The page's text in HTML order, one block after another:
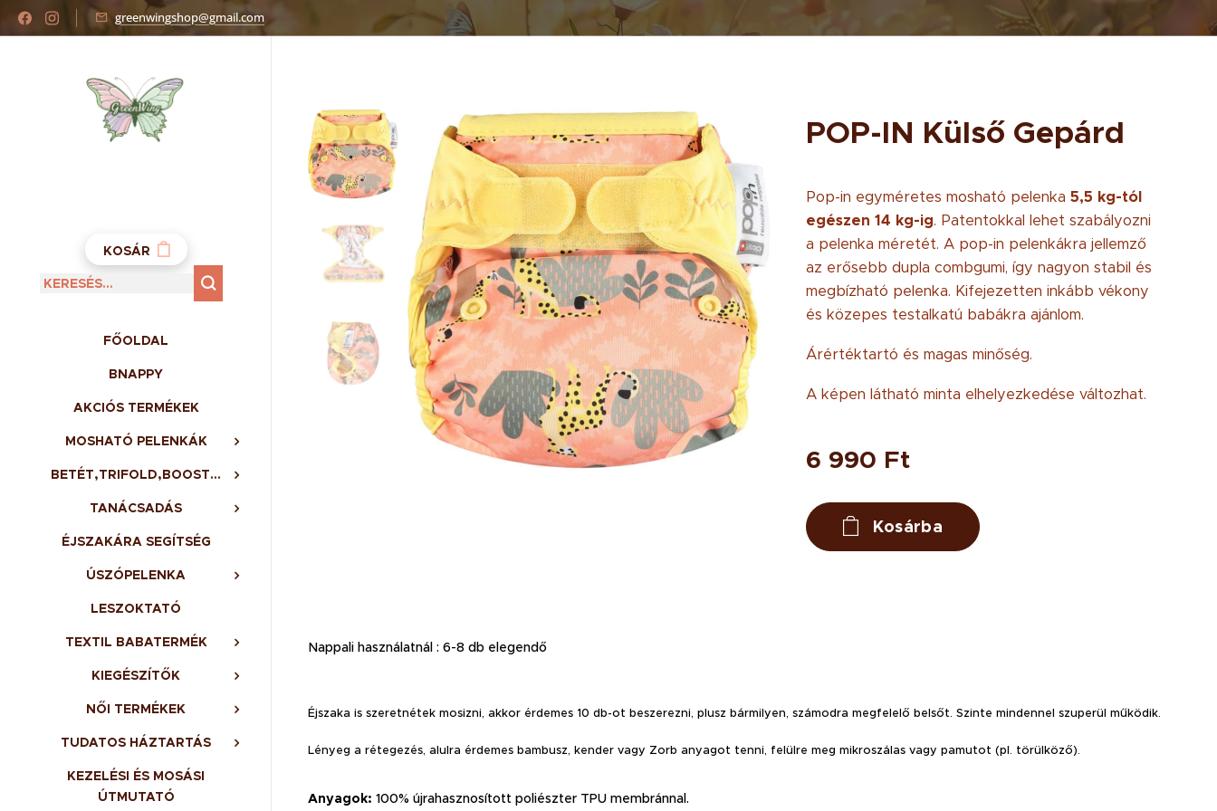
greenwingshop@gmail.com
KOSÁR
FŐOLDAL
BNAPPY
AKCIÓS TERMÉKEK
MOSHATÓ PELENKÁK
BETÉT,TRIFOLD,BOOSTER,BELSŐ
TANÁCSADÁS
ÉJSZAKÁRA SEGÍTSÉG
ÚSZÓPELENKA
LESZOKTATÓ
TEXTIL BABATERMÉK
KIEGÉSZÍTŐK
NŐI TERMÉKEK
TUDATOS HÁZTARTÁS
KEZELÉSI ÉS MOSÁSI
ÚTMUTATÓ
POP-IN Külső Gepárd
Pop-in egyméretes mosható pelenka5,5 kg-tól
egészen 14 kg-ig. Patentokkal lehet szabályozni
a pelenka méretét. A pop-in pelenkákra jellemző
az erősebb dupla combgumi, így nagyon stabil és
megbízható pelenka. Kifejezetten inkább vékony
és közepes testalkatú babákra ajánlom.
Árértéktartó és magas minőség.
A képen látható minta elhelyezkedése változhat.
6 990 Ft
Kosárba
Nappali használatnál : 6-8 db elegendő
Éjszaka is szeretnétek mosizni, akkor érdemes 10 db-ot beszerezni, plusz bármilyen, számodra megfelelő belsőt. Szinte mindennel szuperül működik.
Lényeg a rétegezés, alulra érdemes bambusz, kender vagy Zorb anyagot tenni, felülre meg mikroszálas vagy pamutot (pl. törülköző).
Anyagok: 100% újrahasznosított poliészter TPU membránnal.